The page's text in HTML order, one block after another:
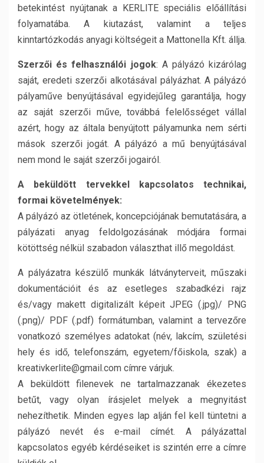
betekintést nyújtanak a KERLITE speciális előállítási
folyamatába. A kiutazást, valamint a teljes
kinntartózkodás anyagi költségeit a Mattonella Kft. állja.
Szerzői és felhasználói jogok: A pályázó kizárólag
saját, eredeti szerzői alkotásával pályázhat. A pályázó
pályaműve benyújtásával egyidejűleg garantálja, hogy
az saját szerzői műve, továbbá felelősséget vállal
azért, hogy az általa benyújtott pályamunka nem sérti
mások szerzői jogát. A pályázó a mű benyújtásával
nem mond le saját szerzői jogairól.
A beküldött tervekkel kapcsolatos technikai,
formai követelmények:
A pályázó az ötletének, koncepciójának bemutatására, a
pályázati anyag feldolgozásának módjára formai
kötöttség nélkül szabadon választhat illő megoldást.
A pályázatra készülő munkák látványterveit, műszaki
dokumentációit és az esetleges szabadkézi rajz
és/vagy makett digitalizált képeit JPEG (.jpg)/ PNG
(.png)/ PDF (.pdf) formátumban, valamint a tervezőre
vonatkozó személyes adatokat (név, lakcím, születési
hely és idő, telefonszám, egyetem/főiskola, szak) a
kreativkerlite@gmail.com címre várjuk.
A beküldött filenevek ne tartalmazzanak ékezetes
betűt, vagy olyan írásjelet melyek a megnyitást
nehezíthetik. Minden egyes lap alján fel kell tüntetni a
pályázó nevét és e-mail címét. A pályázattal
kapcsolatos egyéb kérdéseiket is szintén erre a címre